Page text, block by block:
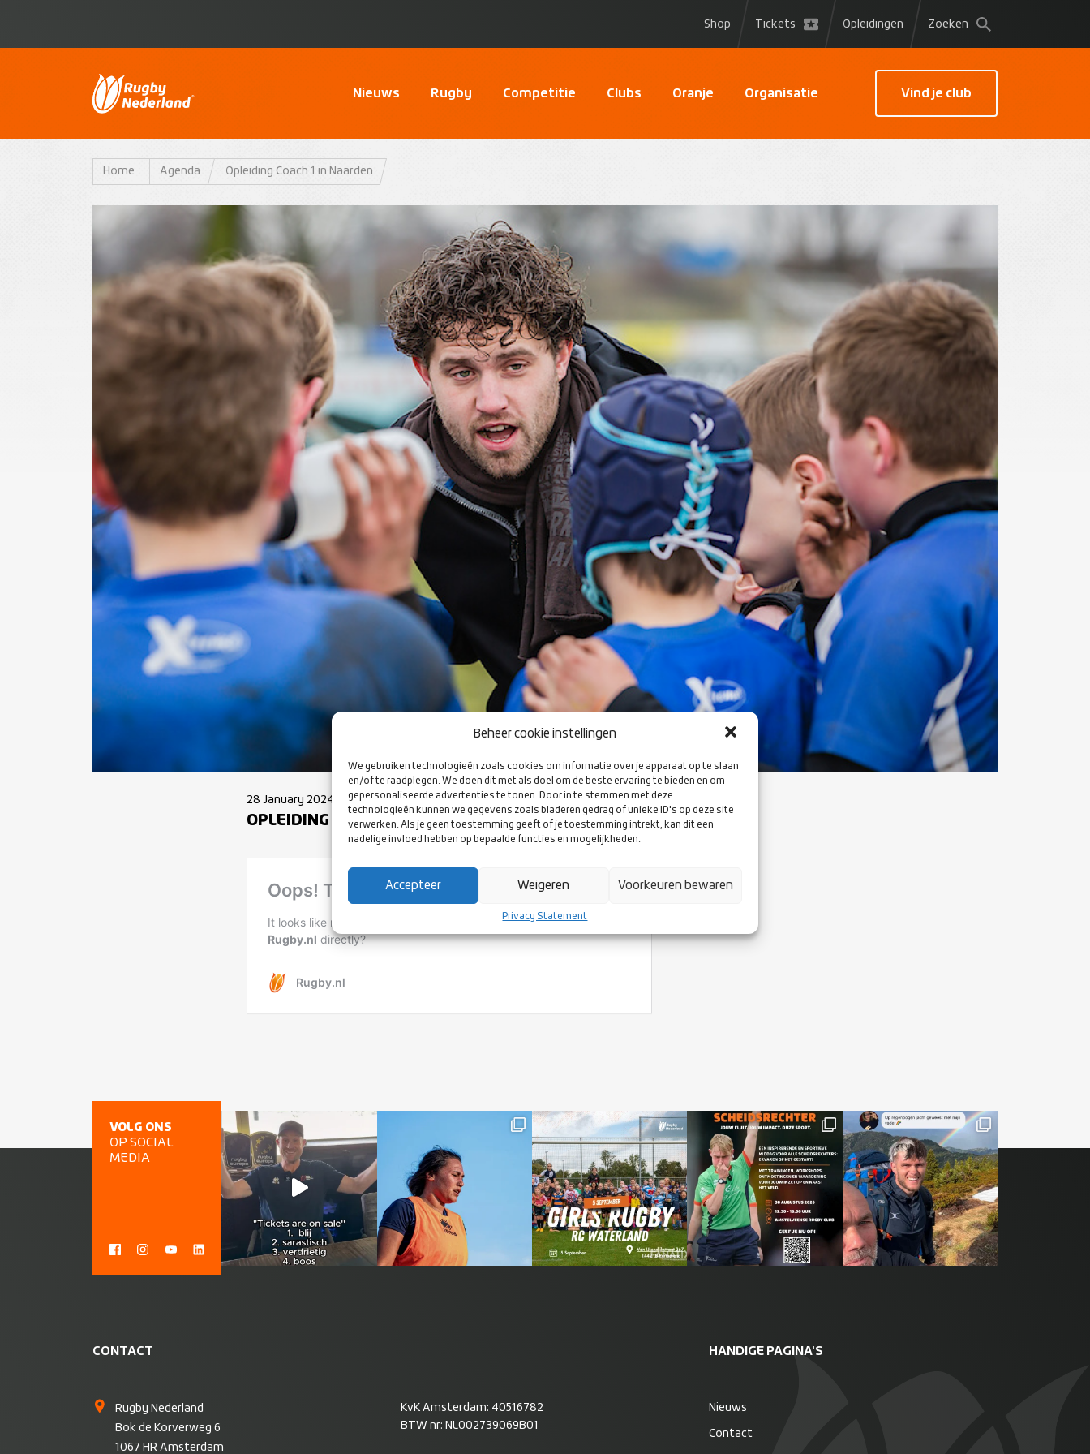
Beheer cookie instellingen
We gebruiken technologieën zoals cookies om informatie over je apparaat op te slaan
en/of te raadplegen. We doen dit met als doel om de beste ervaring te bieden en om
gepersonaliseerde advertenties te tonen. Door in te stemmen met deze
technologieën kunnen we gegevens zoals bladeren gedrag of unieke ID's op deze site
verwerken. Als je geen toestemming geeft of je toestemming intrekt, kan dit een
nadelige invloed hebben op bepaalde functies en mogelijkheden.
Accepteer Weigeren Voorkeuren bewaren
Privacy Statement
Shop Tickets Opleidingen Zoeken
Nieuws Rugby Competitie Clubs Oranje Organisatie Vind je club
Home Agenda Opleiding Coach 1 in Naarden
28 January 2024
OPLEIDING COACH 1 IN NAARDEN
VOLG ONS
OP SOCIAL
MEDIA
CONTACT
Rugby Nederland
Bok de Korverweg 6
1067 HR Amsterdam
KvK Amsterdam: 40516782
BTW nr: NL002739069B01
HANDIGE PAGINA'S
Nieuws
Contact